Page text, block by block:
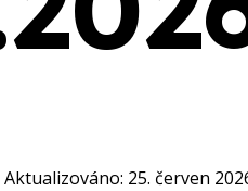
Aktualizováno: 25. červen